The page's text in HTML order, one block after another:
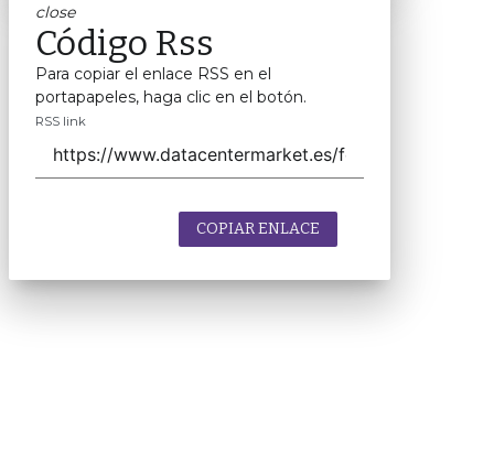
close
Código Rss
Para copiar el enlace RSS en el
portapapeles, haga clic en el botón.
RSS link
COPIAR ENLACE